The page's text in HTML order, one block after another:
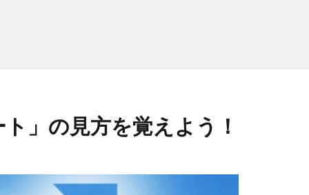
」の見方を覚えよう！